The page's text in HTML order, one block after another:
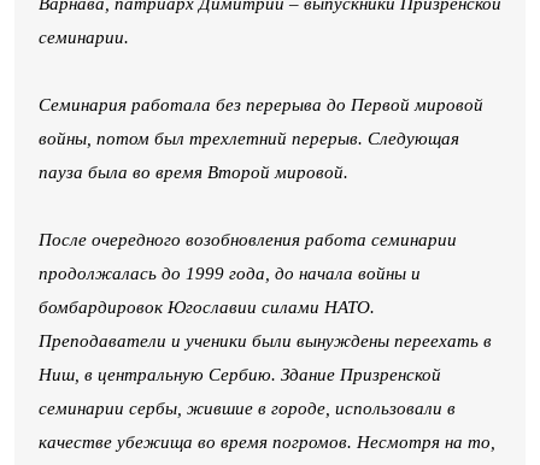
Варнава, патриарх Димитрий – выпускники Призренской
семинарии.
Семинария работала без перерыва до Первой мировой
войны, потом был трехлетний перерыв. Следующая
пауза была во время Второй мировой.
После очередного возобновления работа семинарии
продолжалась до 1999 года, до начала войны и
бомбардировок Югославии силами НАТО.
Преподаватели и ученики были вынуждены переехать в
Ниш, в центральную Сербию. Здание Призренской
семинарии сербы, жившие в городе, использовали в
качестве убежища во время погромов. Несмотря на то,